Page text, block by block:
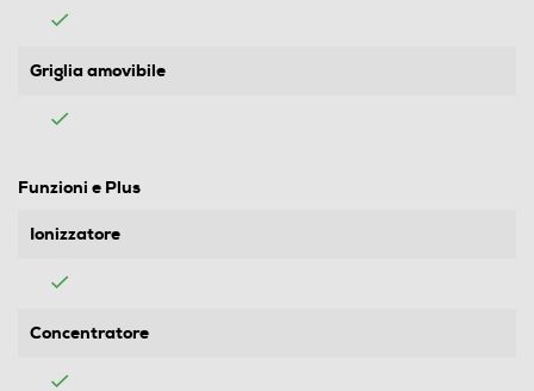
Griglia amovibile
Funzioni e Plus
Ionizzatore
Concentratore